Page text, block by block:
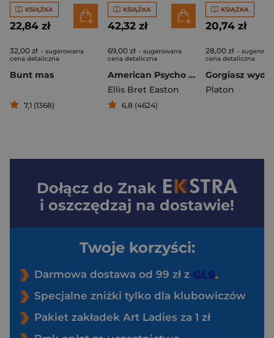
KSIĄŻKA
22,84 zł
32,00 zł - sugerowana
cena detaliczna
Bunt mas
7,1 (1368)
KSIĄŻKA
42,32 zł
69,00 zł - sugerowana
cena detaliczna
American Psycho wyd. 6
Ellis Bret Easton
6,8 (4624)
KSIĄŻKA
20,74 zł
28,00 zł -
cena detaliczna
Gorgiasz wyd.
Platon
Dołącz do Znak
i oszczędzaj na dostawie!
Twoje korzyści:
Darmowa dostawa od 99 zł z
Specjalne zniżki tylko dla klubowiczów
Pakiet zakładek Art Ladies za 1 zł